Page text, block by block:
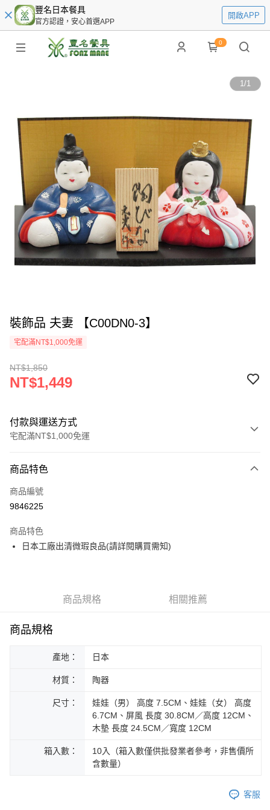
豐名日本餐具
官方認證，安心首選APP
開啟APP
0
1/1
裝飾品 夫妻 【C00DN0-3】
宅配滿NT$1,000免運
NT$1,850
NT$1,449
付款與運送方式
宅配滿NT$1,000免運
信用卡一次付款
LINE Pay
街口支付
黑貓本島宅配
每筆NT$200，滿NT$1,000(含以上)免運費
黑貓外島宅配
商品特色
商品編號
9846225
商品特色
日本工廠出清微瑕良品(請詳閱購買需知)
商品規格 相關推薦
商品規格
產地： 日本
材質： 陶器
尺寸：
娃娃（男） 高度 7.5CM、娃娃（女） 高度
6.7CM、屏風 長度 30.8CM／高度 12CM、
木墊 長度 24.5CM／寬度 12CM
箱入數：
10入（箱入數僅供批發業者參考，非售價所
含數量）
客服